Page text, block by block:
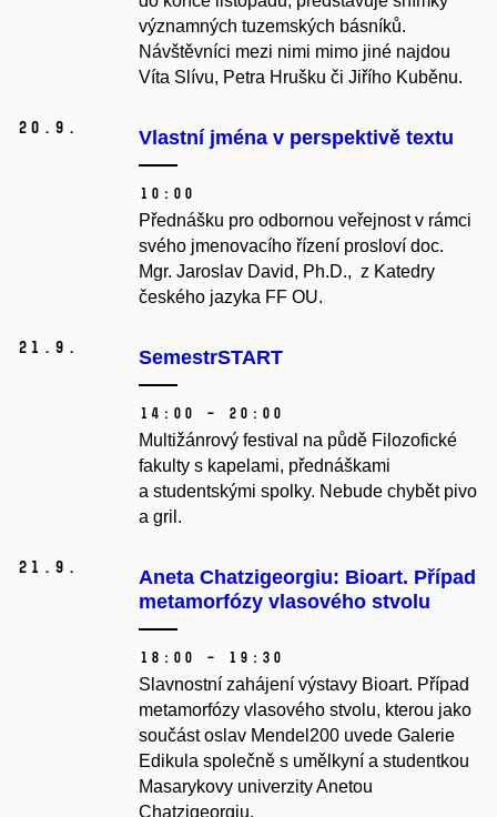
významných tuzemských básníků.
Návštěvníci mezi nimi mimo jiné najdou
Víta Slívu, Petra Hrušku či Jiřího Kuběnu.
20. 9. Vlastní jména v perspektivě textu
10:00
Přednášku pro odbornou veřejnost v rámci
svého jmenovacího řízení prosloví doc.
Mgr. Jaroslav David, Ph.D., z Katedry
českého jazyka FF OU.
21. 9. SemestrSTART
14:00 – 20:00
Multižánrový festival na půdě Filozofické
fakulty s kapelami, přednáškami
a studentskými spolky. Nebude chybět pivo
a gril.
21. 9.
Aneta Chatzigeorgiu: Bioart. Případ
metamorfózy vlasového stvolu
18:00 – 19:30
Slavnostní zahájení výstavy Bioart. Případ
metamorfózy vlasového stvolu, kterou jako
součást oslav Mendel200 uvede Galerie
Edikula společně s umělkyní a studentkou
Masarykovy univerzity Anetou
Chatzigeorgiu.